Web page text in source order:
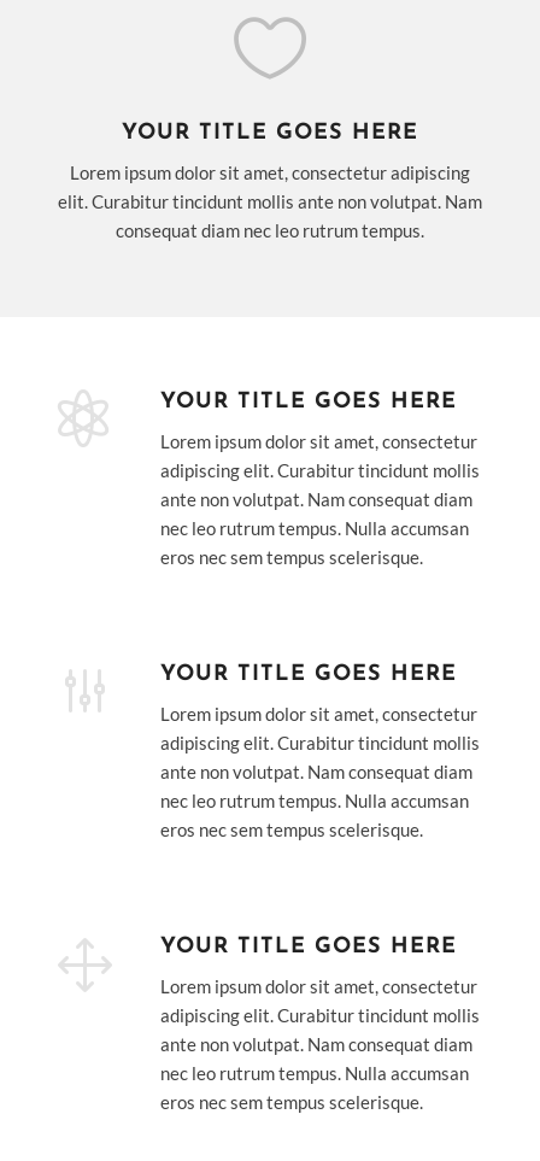

YOUR TITLE GOES HERE
Lorem ipsum dolor sit amet, consectetur adipiscing
elit. Curabitur tincidunt mollis ante non volutpat. Nam
consequat diam nec leo rutrum tempus.
 YOUR TITLE GOES HERE
Lorem ipsum dolor sit amet, consectetur
adipiscing elit. Curabitur tincidunt mollis
ante non volutpat. Nam consequat diam
nec leo rutrum tempus. Nulla accumsan
eros nec sem tempus scelerisque.
g YOUR TITLE GOES HERE
Lorem ipsum dolor sit amet, consectetur
adipiscing elit. Curabitur tincidunt mollis
ante non volutpat. Nam consequat diam
nec leo rutrum tempus. Nulla accumsan
eros nec sem tempus scelerisque.
1 YOUR TITLE GOES HERE
Lorem ipsum dolor sit amet, consectetur
adipiscing elit. Curabitur tincidunt mollis
ante non volutpat. Nam consequat diam
nec leo rutrum tempus. Nulla accumsan
eros nec sem tempus scelerisque.